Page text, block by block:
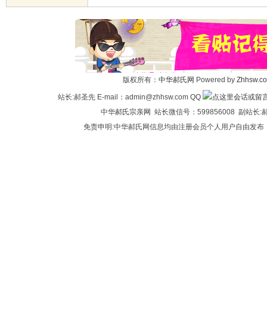
版权所有： 中华郝氏网 Powered by
站长:郝圣先 E-mail：admin@zhhsw.com QQ
中华郝氏宗亲网 站长微信号：599856008 副站长:
免责申明:中华郝氏网信息均由注册会员个人用户自由发